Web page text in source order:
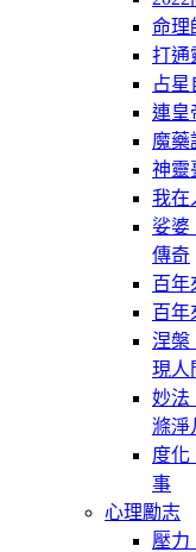
命理
打通
占星
連皇
魔藥
神靈
我在
娑婆
傳奇
百年
百年
涅槃
現人
妙法
滌淨
度化
事
心理勵志
壓力